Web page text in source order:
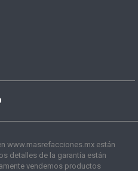
www.masrefacciones.mx están
detalles de la garantía están
vendemos productos